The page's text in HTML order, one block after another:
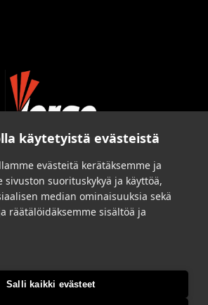
käytetyistä evästeistä
evästeitä kerätäksemme ja
sivuston suorituskykyä ja käyttöä,
median ominaisuuksia sekä
räätälöidäksemme sisältöä ja
Salli kaikki evästeet